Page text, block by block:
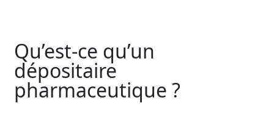
Qu’est-ce qu’un
dépositaire
pharmaceutique ?